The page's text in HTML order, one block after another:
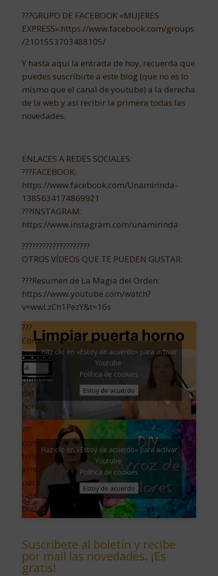
???GRUPO DE FACEBOOK «MUJERES
EXPRESS»:https://www.facebook.com/groups
/2101553703488105/
Y hasta aquí la entrada de hoy, recuerda que
puedes suscribirte a este blog (que no es lo
mismo que el canal de youtube) a la derecha
de la web y así recibir la primera todas las
novedades.
ENLACES A REDES SOCIALES:
???FACEBOOK:
https://www.facebook.com/Unamirinda-
1385634174869921
???INSTAGRAM:
https://www.instagram.com/unamirinda
????????????????????
OTROS VÍDEOS QUE TE PUEDEN GUSTAR:
???Resumen de La Magia del Orden:
https://www.youtube.com/watch?
v=wwLzCh1PezY&t=16s
???
Cómo
limpiar
la
puerta
del
horno:
Haz clic en «Estoy de acuerdo» para activar
Youtube
Política de cookies
Estoy de acuerdo
???
cómo
teñir
arroz
para
una
boda:
Haz clic en «Estoy de acuerdo» para activar
Youtube
Política de cookies
Estoy de acuerdo
Suscríbete al boletín y recibe
por mail las novedades. ¡Es
gratis!